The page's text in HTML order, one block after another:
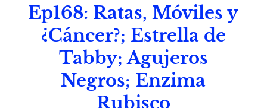
Ep168: Ratas, Móviles y
¿Cáncer?; Estrella de
Tabby; Agujeros
Negros; Enzima
Rubisco